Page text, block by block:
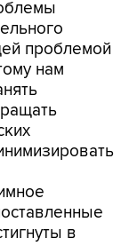
проблемой
нам
в